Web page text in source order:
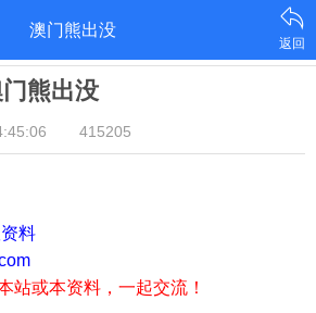
澳门熊出没
返回
熊出没
415205
料
站或本资料，一起交流！